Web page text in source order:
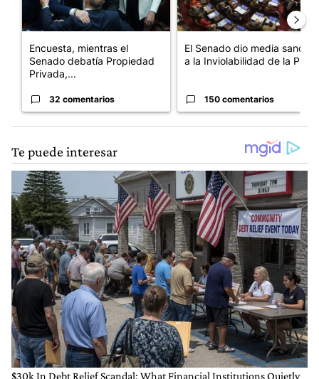
Encuesta, mientras el
Senado debatía Propiedad
Privada,...
32 comentarios
El Senado dio media sanción
a la Inviolabilidad de la P...
150 comentarios